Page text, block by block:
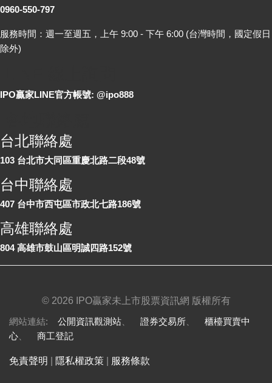
0960-550-797
服務時間：週一至週五，上午 9:00 - 下午 6:00 (台灣時間，國定假日
除外)
IPO贏家LINE官方帳號: @ipo888
台北聯絡處
103 台北市大同區重慶北路二段48號
台中聯絡處
407 台中市西屯區市政北七路186號
高雄聯絡處
804 高雄市鼓山區明誠四路152號
© 2026 IPO贏家未上市股票資訊網 版權所有
網站連結: 公開資訊觀測站 證券交易所
櫃檯買賣中
心
商工登記
免責聲明 隱私權政策 服務條款